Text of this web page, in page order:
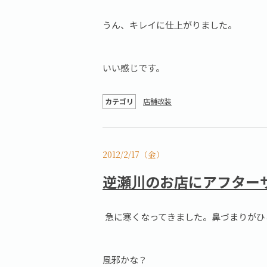
うん、キレイに仕上がりました。
いい感じです。
カテゴリ 店舗改装
2012/2/17（金）
逆瀬川のお店にアフター
急に寒くなってきました。鼻づまりがひ
風邪かな？